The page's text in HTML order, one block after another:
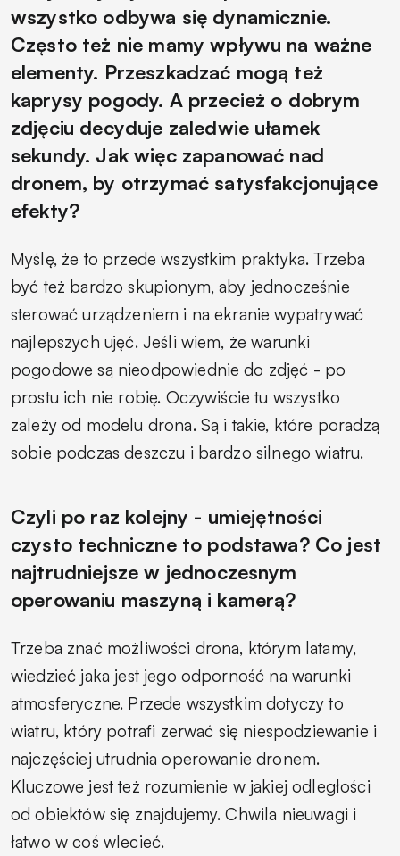
wszystko odbywa się dynamicznie.
Często też nie mamy wpływu na ważne
elementy. Przeszkadzać mogą też
kaprysy pogody. A przecież o dobrym
zdjęciu decyduje zaledwie ułamek
sekundy. Jak więc zapanować nad
dronem, by otrzymać satysfakcjonujące
efekty?
Myślę, że to przede wszystkim praktyka. Trzeba
być też bardzo skupionym, aby jednocześnie
sterować urządzeniem i na ekranie wypatrywać
najlepszych ujęć. Jeśli wiem, że warunki
pogodowe są nieodpowiednie do zdjęć - po
prostu ich nie robię. Oczywiście tu wszystko
zależy od modelu drona. Są i takie, które poradzą
sobie podczas deszczu i bardzo silnego wiatru.
Czyli po raz kolejny - umiejętności
czysto techniczne to podstawa? Co jest
najtrudniejsze w jednoczesnym
operowaniu maszyną i kamerą?
Trzeba znać możliwości drona, którym latamy,
wiedzieć jaka jest jego odporność na warunki
atmosferyczne. Przede wszystkim dotyczy to
wiatru, który potrafi zerwać się niespodziewanie i
najczęściej utrudnia operowanie dronem.
Kluczowe jest też rozumienie w jakiej odległości
od obiektów się znajdujemy. Chwila nieuwagi i
łatwo w coś wlecieć.